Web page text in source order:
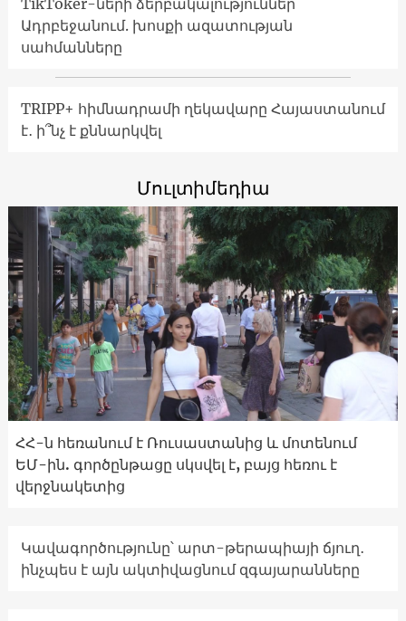
TikToker-ների ձերբակալություններ
Ադրբեջանում. խոսքի ազատության
սահմանները
TRIPP+ հիմնադրամի ղեկավարը Հայաստանում
է․ ի՞նչ է քննարկվել
Մուլտիմեդիա
ՀՀ-ն հեռանում է Ռուսաստանից և մոտենում
ԵՄ-ին. գործընթացը սկսվել է, բայց հեռու է
վերջնակետից
Կավագործությունը՝ արտ-թերապիայի ճյուղ․
ինչպես է այն ակտիվացնում զգայարանները